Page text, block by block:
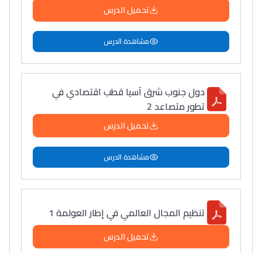
تحميل الدرس
مشاهدة الدرس
دول جنوب شرق آسيا قطب اقتصادي في
تطور متصاعد 2
تحميل الدرس
مشاهدة الدرس
تنظيم المجال العالمي في إطار العولمة 1
تحميل الدرس